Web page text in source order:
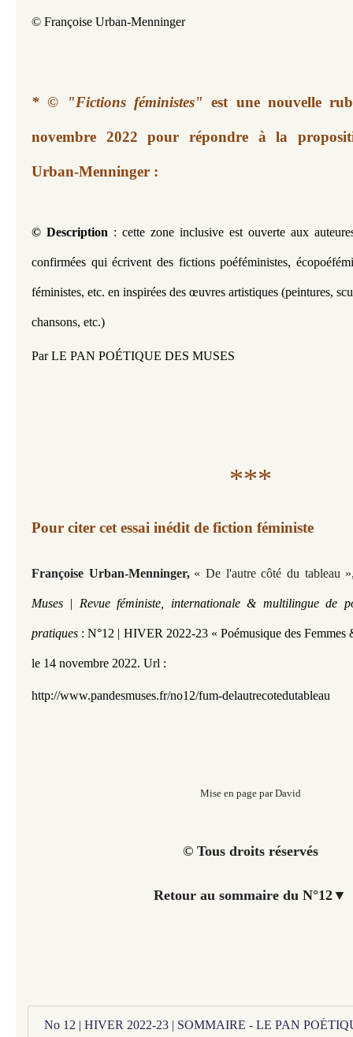
© Françoise Urban-Menninger
* © "Fictions féministes"est une nouvelle
novembre 2022 pour répondre à la
Urban-Menninger :
© Description : cette zone inclusive est ouverte aux
confirmées qui écrivent des fictions poéféministes,
féministes, etc. en inspirées des œuvres artistiques (peintures,
chansons, etc.)
Par LE PAN POÉTIQUE DES MUSES
***
Pour citer cet essai inédit de fiction féministe
Françoise Urban-Menninger, « De l'autre côté du tableau
Muses | Revue féministe, internationale & multilingue de
pratiques :N°12 | HIVER 2022-23 « Poémusique des
le 14 novembre 2022. Url :
http://www.pandesmuses.fr/no12/fum-delautrecotedutableau
Mise en page par David
© Tous droits réservés
Retour au sommaire du N°12▼
No 12 | HIVER 2022-23 | SOMMAIRE - LE PAN